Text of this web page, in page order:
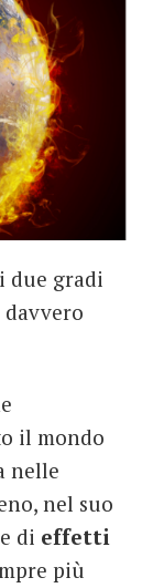
due gradi
il mondo
nelle
nel suo
di effetti
più